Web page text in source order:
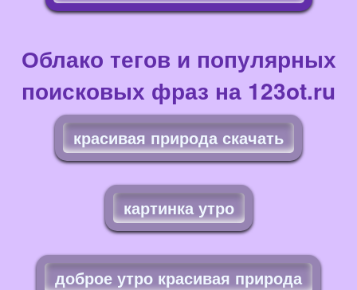
Облако тегов и популярных
поисковых фраз на 123ot.ru
красивая природа скачать
картинка утро
доброе утро красивая природа